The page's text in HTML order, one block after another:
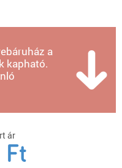
a
kapható.
ár
Ft